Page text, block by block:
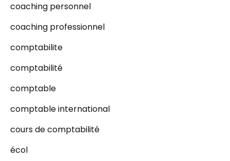
coaching personnel
coaching professionnel
comptabilite
comptabilité
comptable
comptable international
cours de comptabilité
écol